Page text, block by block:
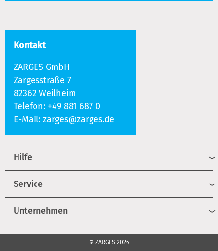
Kontakt
ZARGES GmbH
Zargesstraße 7
82362 Weilheim
Telefon: +49 881 687 0
E-Mail: zarges@zarges.de
Hilfe
Service
Unternehmen
© ZARGES 2026